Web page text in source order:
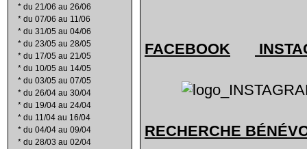
* du 21/06 au 26/06
* du 07/06 au 11/06
* du 31/05 au 04/06
* du 23/05 au 28/05
* du 17/05 au 21/05
* du 10/05 au 14/05
* du 03/05 au 07/05
* du 26/04 au 30/04
* du 19/04 au 24/04
* du 11/04 au 16/04
* du 04/04 au 09/04
* du 28/03 au 02/04
FACEBOOK
RECHERCHE BÉNÉ